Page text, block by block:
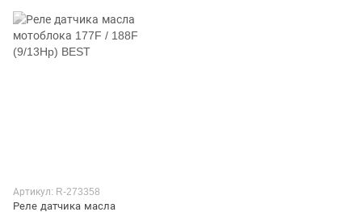
Артикул: R-273358
Реле датчика масла